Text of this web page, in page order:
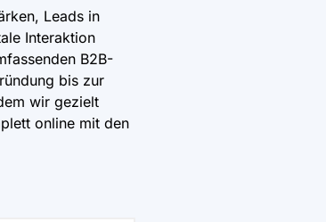
Leads in
Interaktion
B2B-
bis zur
wir gezielt
online mit den